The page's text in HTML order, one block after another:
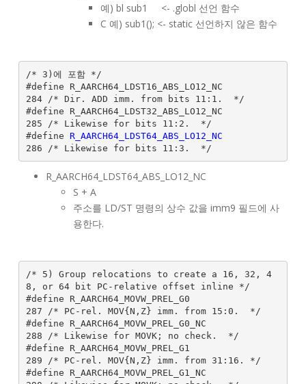
예) bl sub1 <- .globl 선언 함수
C 예) sub1(); <- static 선언하지 않은 함수
/* 3)에 포함 */
#define R_AARCH64_LDST16_ABS_LO12_NC
284 /* Dir. ADD imm. from bits 11:1.  */
#define R_AARCH64_LDST32_ABS_LO12_NC
285 /* Likewise for bits 11:2.  */
#define
R_AARCH64_LDST64_ABS_LO12_NC
S + A
주소를 LD/ST 명령의 상수 값을 imm9 필드에 사
용한다.
/* 5) Group relocations to create a 16, 32, 4
8, or 64 bit PC-relative offset inline */
#define R_AARCH64_MOVW_PREL_G0
287 /* PC-rel. MOV{N,Z} imm. from 15:0.  */
#define R_AARCH64_MOVW_PREL_G0_NC
288 /* Likewise for MOVK; no check.  */
#define R_AARCH64_MOVW_PREL_G1
289 /* PC-rel. MOV{N,Z} imm. from 31:16. */
#define R_AARCH64_MOVW_PREL_G1_NC